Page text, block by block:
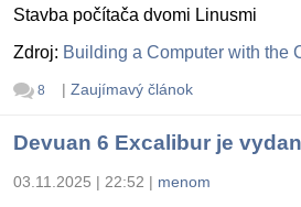
Stavba počítača dvomi Linusmi
Zdroj: Building a Computer with the
8 | Zaujímavý článok
Devuan 6 Excalibur je
03.11.2025 | 22:52 | menom